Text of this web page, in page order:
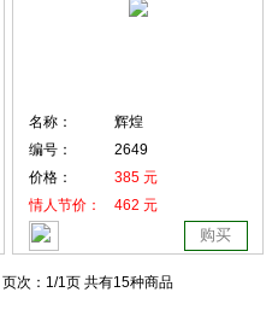
名称：
辉煌
编号：
2649
价格：
385 元
情人节价：
462 元
购买
页次： 1/1页 共有15种商品